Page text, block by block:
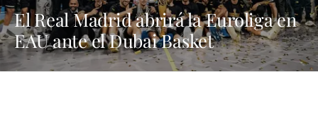
El Real Madrid abrirá la Euroliga en
EAU ante el Dubai Basket